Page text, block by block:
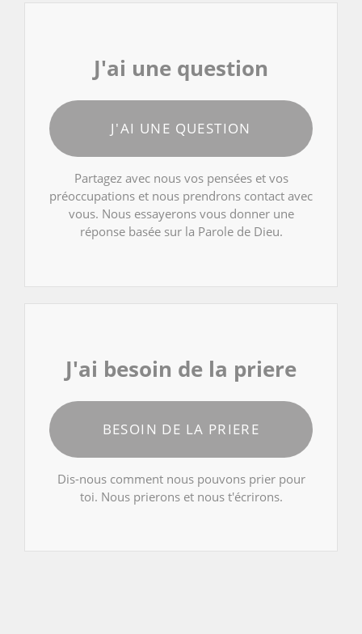
J'ai une question
J'AI UNE QUESTION
Partagez avec nous vos pensées et vos
préoccupations et nous prendrons contact avec
vous. Nous essayerons vous donner une
réponse basée sur la Parole de Dieu.
J'ai besoin de la priere
BESOIN DE LA PRIERE
Dis-nous comment nous pouvons prier pour
toi. Nous prierons et nous t'écrirons.